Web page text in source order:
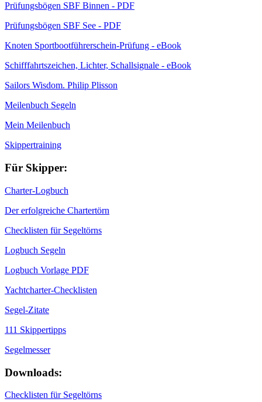
Prüfungsbögen SBF Binnen - PDF
Prüfungsbögen SBF See - PDF
Knoten Sportbootführerschein-Prüfung - eBook
Schifffahrtszeichen, Lichter, Schallsignale - eBook
Sailors Wisdom. Philip Plisson
Meilenbuch Segeln
Mein Meilenbuch
Skippertraining
Für Skipper:
Charter-Logbuch
Der erfolgreiche Chartertörn
Checklisten für Segeltörns
Logbuch Segeln
Logbuch Vorlage PDF
Yachtcharter-Checklisten
Segel-Zitate
111 Skippertipps
Segelmesser
Downloads:
Checklisten für Segeltörns